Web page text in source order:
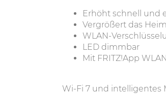
Erhöht schnell und
Vergrößert das
WLAN-
LED dimmbar
Mit FRITZ!App
Wi-Fi 7 und intelligentes